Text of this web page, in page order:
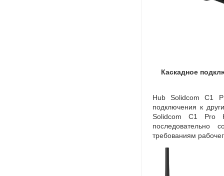
Каскадное
Hub Solidcom C1
подключения к
Solidcom C1 Pro
последовательно
требованиям